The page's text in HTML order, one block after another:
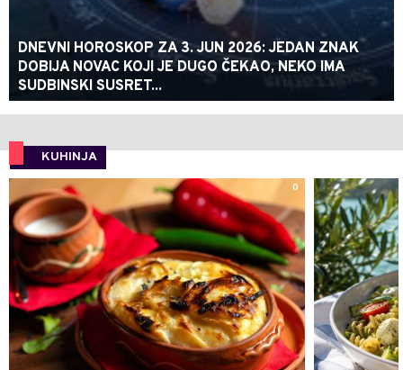
DNEVNI HOROSKOP ZA 3. JUN 2026: JEDAN ZNAK
DOBIJA NOVAC KOJI JE DUGO ČEKAO, NEKO IMA
SUDBINSKI SUSRET...
KUHINJA
0